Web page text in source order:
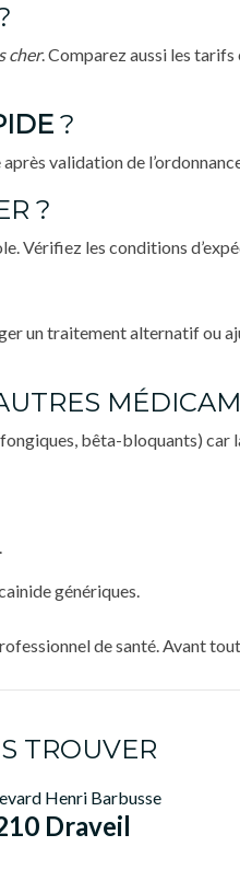
cher. Comparez aussi les
?
validation de
?
Vérifiez les conditions
un traitement alternatif ou
bêta-bloquants)
génériques.
de santé. Avant tout
TROUVER
Henri Barbusse
Draveil